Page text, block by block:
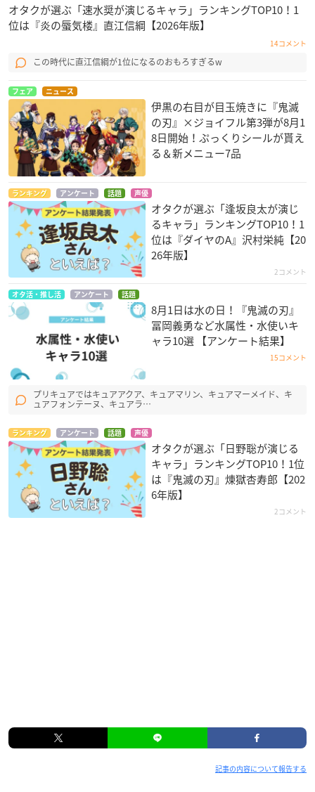
オタクが選ぶ「速水奨が演じるキャラ」ランキングTOP10！1
位は『炎の蜃気楼』直江信綱【2026年版】
14コメント
この時代に直江信綱が1位になるのおもろすぎるw
フェア ニュース
伊黒の右目が目玉焼きに『鬼滅
の刃』×ジョイフル第3弾が8月1
8日開始！ぷっくりシールが貰え
る＆新メニュー7品
ランキング アンケート 話題 声優
オタクが選ぶ「逢坂良太が演じ
るキャラ」ランキングTOP10！1
位は『ダイヤのA』沢村栄純【20
26年版】
2コメント
オタ活・推し活 アンケート 話題
8月1日は水の日！『鬼滅の刃』
冨岡義勇など水属性・水使いキ
ャラ10選 【アンケート結果】
15コメント
プリキュアではキュアアクア、キュアマリン、キュアマーメイド、キ
ュアフォンテーヌ、キュアラ…
ランキング アンケート 話題 声優
オタクが選ぶ「日野聡が演じる
キャラ」ランキングTOP10！1位
は『鬼滅の刃』煉󠄁獄杏寿郎【202
6年版】
2コメント
記事の内容について報告する